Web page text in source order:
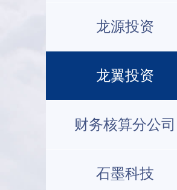
龙源投资
龙翼投资
财务核算分公司
石墨科技